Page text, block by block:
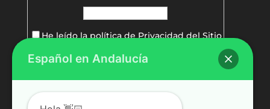
He leído la política dePrivacidad del Sitio
Español en Andalucía